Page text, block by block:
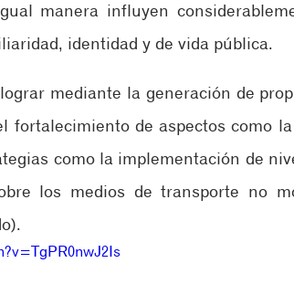
manera influyen
identidad y de vida pública.
mediante la generación de
fortalecimiento de aspectos como
como la implementación de
los medios de transporte no